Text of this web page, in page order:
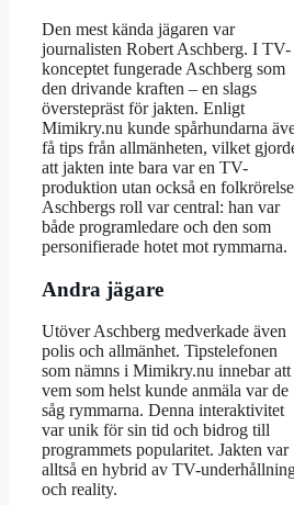
Den mest kända jägaren var
journalisten Robert Aschberg. I TV-
konceptet fungerade Aschberg som
den drivande kraften – en slags
överstepräst för jakten. Enligt
Mimikry.nu kunde spårhundarna
få tips från allmänheten, vilket
att jakten inte bara var en TV-
produktion utan också en
Aschbergs roll var central: han var
både programledare och den som
personifierade hotet mot rymmarna.
Andra jägare
Utöver Aschberg medverkade även
polis och allmänhet. Tipstelefonen
som nämns i Mimikry.nu innebar att
vem som helst kunde anmäla var de
såg rymmarna. Denna interaktivitet
var unik för sin tid och bidrog till
programmets popularitet. Jakten var
alltså en hybrid av TV-
och reality.